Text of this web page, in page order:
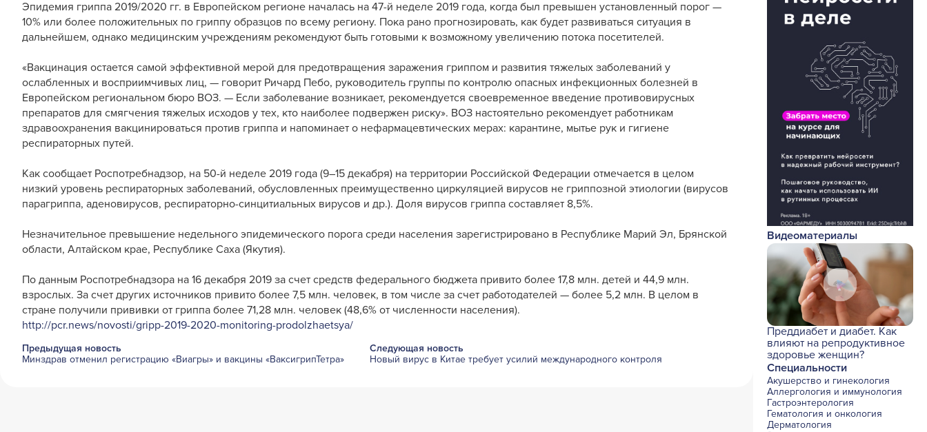
Эпидемия гриппа 2019/2020 гг. в Европейском регионе началась на 47-й неделе 2019 года, когда был превышен установленный порог —
10% или более положительных по гриппу образцов по всему региону. Пока рано прогнозировать, как будет развиваться ситуация в
дальнейшем, однако медицинским учреждениям рекомендуют быть готовыми к возможному увеличению потока посетителей.
«Вакцинация остается самой эффективной мерой для предотвращения заражения гриппом и развития тяжелых заболеваний у
ослабленных и восприимчивых лиц, — говорит Ричард Пебо, руководитель группы по контролю опасных инфекционных болезней в
Европейском региональном бюро ВОЗ. — Если заболевание возникает, рекомендуется своевременное введение противовирусных
препаратов для смягчения тяжелых исходов у тех, кто наиболее подвержен риску». ВОЗ настоятельно рекомендует работникам
здравоохранения вакцинироваться против гриппа и напоминает о нефармацевтических мерах: карантине, мытье рук и гигиене
респираторных путей.
Как сообщает Роспотребнадзор, на 50-й неделе 2019 года (9–15 декабря) на территории Российской Федерации отмечается в целом
низкий уровень респираторных заболеваний, обусловленных преимущественно циркуляцией вирусов не гриппозной этиологии (вирусов
парагриппа, аденовирусов, респираторно-синцитиальных вирусов и др.). Доля вирусов гриппа составляет 8,5%.
Незначительное превышение недельного эпидемического порога среди населения зарегистрировано в Республике Марий Эл, Брянской
области, Алтайском крае, Республике Саха (Якутия).
По данным Роспотребнадзора на 16 декабря 2019 за счет средств федерального бюджета привито более 17,8 млн. детей и 44,9 млн.
взрослых. За счет других источников привито более 7,5 млн. человек, в том числе за счет работодателей — более 5,2 млн. В целом в
стране получили прививки от гриппа более 71,28 млн. человек (48,6% от численности населения).
http://pcr.news/novosti/gripp-2019-2020-monitoring-prodolzhaetsya/
Предыдущая новость
Минздрав отменил регистрацию «Виагры» и вакцины «ВаксигрипТетра»
Следующая новость
Новый вирус в Китае требует усилий международного контроля
Видеоматериалы
Преддиабет и диабет. Как
влияют на репродуктивное
здоровье женщин?
Специальности
Акушерство и гинекология
Аллергология и иммунология
Гастроэнтерология
Гематология и онкология
Дерматология